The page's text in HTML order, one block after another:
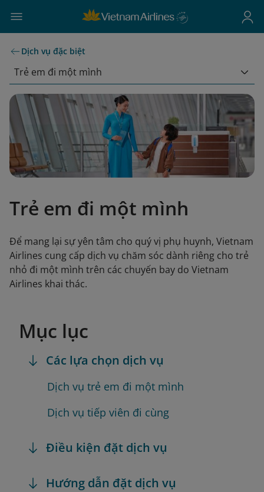
Dịch vụ đặc biệt
Trẻ em đi một mình
Trẻ em đi một mình
Để mang lại sự yên tâm cho quý vị phụ huynh, Vietnam
Airlines cung cấp dịch vụ chăm sóc dành riêng cho trẻ
nhỏ đi một mình trên các chuyến bay do Vietnam
Airlines khai thác.
Mục lục
Các lựa chọn dịch vụ
Dịch vụ trẻ em đi một mình
Dịch vụ tiếp viên đi cùng
Điều kiện đặt dịch vụ
Hướng dẫn đặt dịch vụ